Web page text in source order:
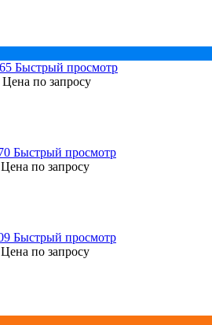
Быстрый просмотр
Цена по запросу
Быстрый просмотр
Цена по запросу
Быстрый просмотр
Цена по запросу